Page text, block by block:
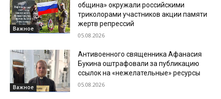
Важное
община» окружали российскими
триколорами участников акции памяти
жертв репрессий
05.08.2026
Важное
Антивоенного священника Афанасия
Букина оштрафовали за публикацию
ссылок на «нежелательные» ресурсы
05.08.2026